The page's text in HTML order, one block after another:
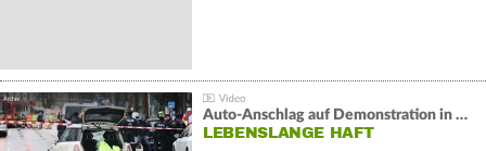
Auto-Anschlag auf Demonstration in München:
LEBENSLANGE HAFT